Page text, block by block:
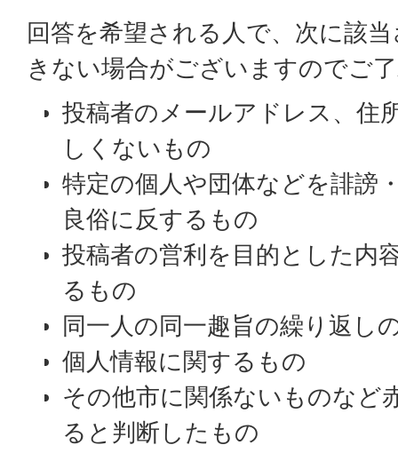
回答を希望される人で、次に該
きない場合がございますのでご
投稿者のメールアドレス、住
しくないもの
特定の個人や団体などを誹謗
良俗に反するもの
投稿者の営利を目的とした内
るもの
同一人の同一趣旨の繰り返し
個人情報に関するもの
その他市に関係ないものなど
ると判断したもの